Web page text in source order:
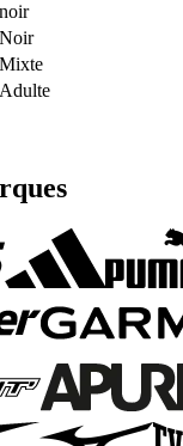
noir
Noir
Mixte
Adulte